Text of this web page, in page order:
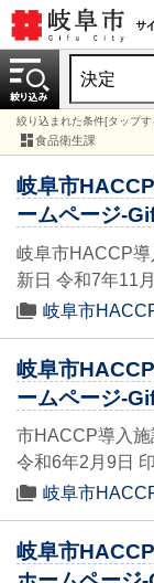
絞り込まれた条件[タップ
食品衛生課
岐阜市
ームページ-
岐阜市HACCP導
新日 令和7年11
岐阜市
岐阜市
ームページ-
市HACCP導入施
令和6年2月9日
岐阜市
岐阜市